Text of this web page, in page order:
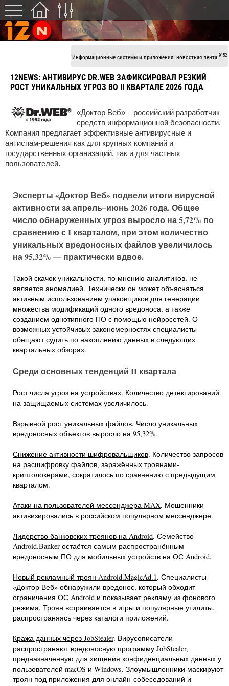
Информационные системы и приложения: новостная лента 9152
12NEWS: АНТИВИРУС DR.WEB ЗАФИКСИРОВАЛ РЕЗКИЙ
РОСТ УНИКАЛЬНЫХ УГРОЗ ВО II КВАРТАЛЕ 2026 ГОДА
«Доктор Веб» – российский разработчик
средств информационной безопасности.
Компания предлагает эффективные антивирусные и
антиспам-решения как для крупных компаний и
государственных организаций, так и для частных
пользователей.
Эксперты «Доктор Веб» подвели итоги вирусной
активности за апрель–июнь 2026 года. Общее
число обнаруженных угроз выросло на 5,72% по
сравнению с I кварталом, при этом количество
уникальных вредоносных файлов увеличилось
на 95,32% — практически вдвое.
Такой скачок уникальности, по мнению аналитиков, не
является аномалией. Технически он может объясняться
активным использованием упаковщиков для генерации
множества модификаций одного вредоноса, а также
созданием однотипного ПО с помощью нейросетей. О
возможных устойчивых закономерностях специалисты
обещают судить по накоплению данных в следующих
квартальных обзорах.
Среди основных тенденций II квартала
Рост числа угроз на устройствах. Количество детектирований
на защищаемых системах увеличилось.
Взрывной рост уникальных файлов. Число уникальных
вредоносных объектов выросло на 95,32%.
Снижение активности шифровальщиков. Количество запросов
на расшифровку файлов, заражённых троянами-
криптолокерами, сократилось по сравнению с предыдущим
кварталом.
Атаки на пользователей мессенджера MAX. Мошенники
активизировались в российском популярном мессенджере.
Лидерство банковских троянов на Android. Семейство
Android.Banker остаётся самым распространённым
вредоносным ПО для мобильных устройств на ОС Android.
Новый рекламный троян Android.MagicAd.1. Специалисты
«Доктор Веб» обнаружили вредонос, который обходит
ограничения ОС Android и показывает рекламу из фонового
режима. Троян встраивается в игры и популярные утилиты,
распространяясь через каталоги приложений.
Кража данных через JobStealer. Вирусописатели
распространяют вредоносную программу JobStealer,
предназначенную для хищения конфиденциальных данных у
пользователей macOS и Windows. Злоумышленники маскируют
троян под приложения для онлайн-собеседований и